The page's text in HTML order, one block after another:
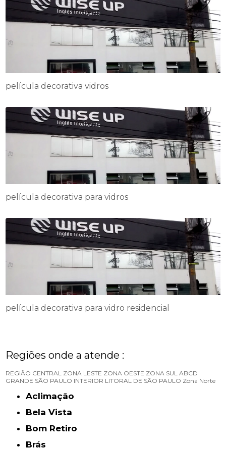
película decorativa vidros
película decorativa para vidros
película decorativa para vidro residencial
Regiões onde a atende :
REGIÃO CENTRAL ZONA LESTE ZONA OESTE ZONA SUL ABCD
GRANDE SÃO PAULO INTERIOR LITORAL DE SÃO PAULO Zona Norte
Aclimação
Bela Vista
Bom Retiro
Brás